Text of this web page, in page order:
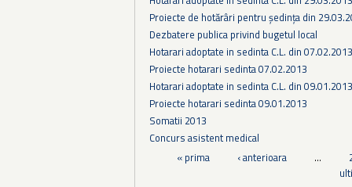
Proiecte de hotărâri pentru ședința din
Dezbatere publica privind bugetul local
Hotarari adoptate in sedinta C.L. din 07.02.2013
Proiecte hotarari sedinta 07.02.2013
Hotarari adoptate in sedinta C.L. din 09.01.2013
Proiecte hotarari sedinta 09.01.2013
Somatii 2013
Concurs asistent medical
Pagini
« prima ‹ anterioara …